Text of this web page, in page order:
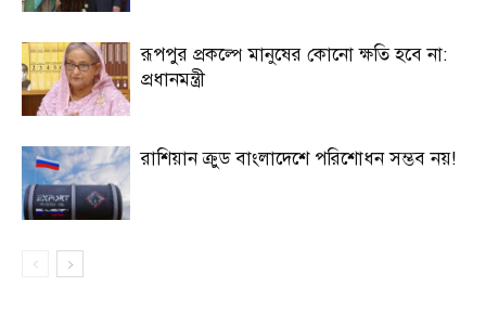
রূপপুর প্রকল্পে মানুষের কোনো ক্ষতি হবে না:
প্রধানমন্ত্রী
রাশিয়ান ক্রুড বাংলাদেশে পরিশোধন সম্ভব নয়!